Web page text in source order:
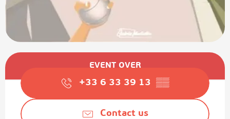
Opening hours & contact details
EVENT OVER
+33 6 33 39 13 ▒▒
Contact us